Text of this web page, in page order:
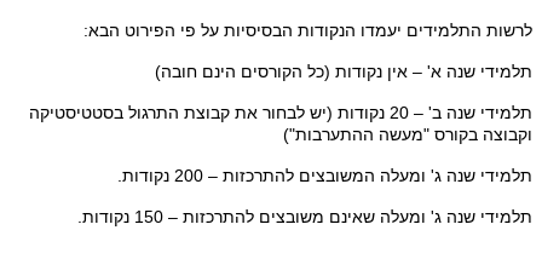
לרשות התלמידים יעמדו הנקודות הבסיסיות על פי הפירוט הבא:
תלמידי שנה א' – אין נקודות (כל הקורסים הינם חובה)
תלמידי שנה ב' – 20 נקודות (יש לבחור את קבוצת התרגול בסטטיסטיקה
וקבוצה בקורס "מעשה ההתערבות")
תלמידי שנה ג' ומעלה המשובצים להתרכזות – 200 נקודות.
תלמידי שנה ג' ומעלה שאינם משובצים להתרכזות – 150 נקודות.